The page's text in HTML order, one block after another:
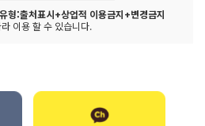
형:출처표시+상업적 이용금지+변경금지
이용 할 수 있습니다.